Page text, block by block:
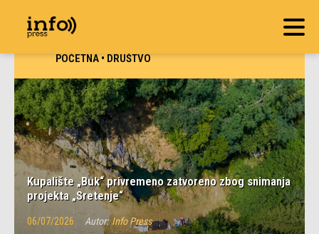
POČETNA•DRUŠTVO
Kupalište „Buk“ privremeno zatvoreno zbog snimanja
projekta „Sretenje“
06/07/2026 Autor: Info Press